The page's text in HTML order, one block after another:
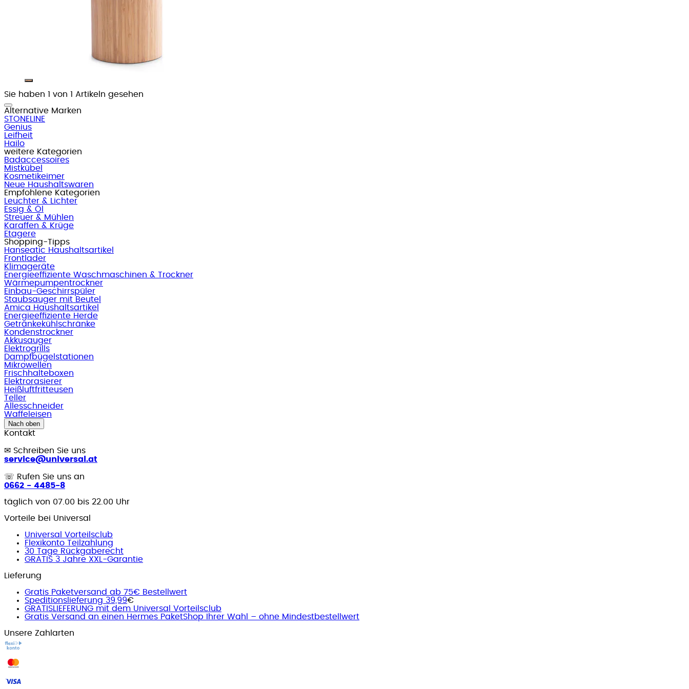
Sie haben 1 von 1 Artikeln gesehen
Alternative Marken
STONELINE
Genius
Leifheit
Hailo
weitere Kategorien
Badaccessoires
Mistkübel
Kosmetikeimer
Neue Haushaltswaren
Empfohlene Kategorien
Leuchter & Lichter
Essig & Öl
Streuer & Mühlen
Karaffen & Krüge
Etagere
Shopping-Tipps
Hanseatic Haushaltsartikel
Frontlader
Klimageräte
Energieeffiziente Waschmaschinen & Trockner
Wärmepumpentrockner
Einbau-Geschirrspüler
Staubsauger mit Beutel
Amica Haushaltsartikel
Energieeffiziente Herde
Getränkekühlschränke
Kondenstrockner
Akkusauger
Elektrogrills
Dampfbügelstationen
Mikrowellen
Frischhalteboxen
Elektrorasierer
Heißluftfritteusen
Teller
Allesschneider
Waffeleisen
Nach oben
Kontakt
✉ Schreiben Sie uns
service@universal.at
☏ Rufen Sie uns an
0662 - 4485-8
täglich von 07.00 bis 22.00 Uhr
Vorteile bei Universal
Universal Vorteilsclub
Flexikonto Teilzahlung
30 Tage Rückgaberecht
GRATIS 3 Jahre XXL-Garantie
Lieferung
Gratis Paketversand ab 75€ Bestellwert
Speditionslieferung 39,99€
GRATISLIEFERUNG mit dem Universal Vorteilsclub
Gratis Versand an einen Hermes PaketShop Ihrer Wahl – ohne Mindestbestellwert
Unsere Zahlarten